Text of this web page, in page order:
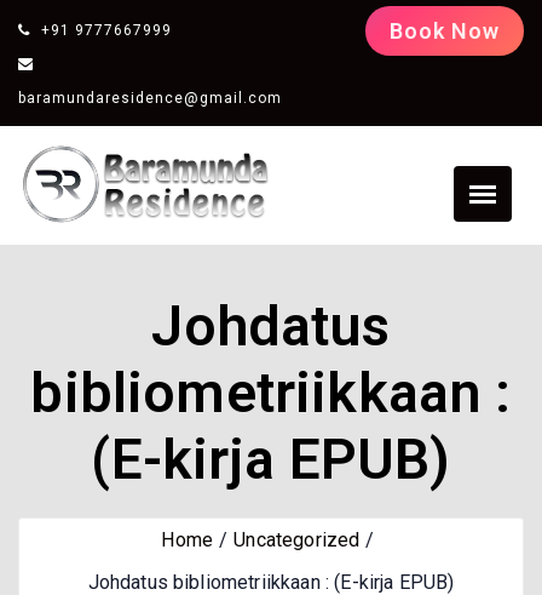
+91 9777667999
baramundaresidence@gmail.com
Book Now
Johdatus
bibliometriikkaan :
(E-kirja EPUB)
Home
Uncategorized
Johdatus bibliometriikkaan : (E-kirja EPUB)